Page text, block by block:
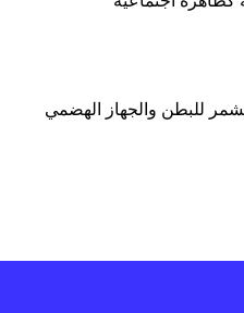
للبطن والجهاز الهضمي